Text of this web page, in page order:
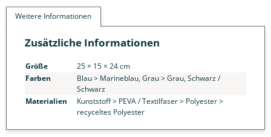
Weitere Informationen
Zusätzliche Informationen
Größe
25 × 15 × 24 cm
Farben
Blau > Marineblau, Grau > Grau, Schwarz /
Schwarz
Materialien
Kunststoff > PEVA / Textilfaser > Polyester >
recyceltes Polyester